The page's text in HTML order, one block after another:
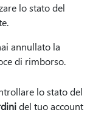
lo stato del
annullato la
di rimborso.
lo stato del
del tuo account